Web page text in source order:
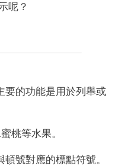
呢？
要的功能是用於列舉或
桃等水果。
號對應的標點符號。